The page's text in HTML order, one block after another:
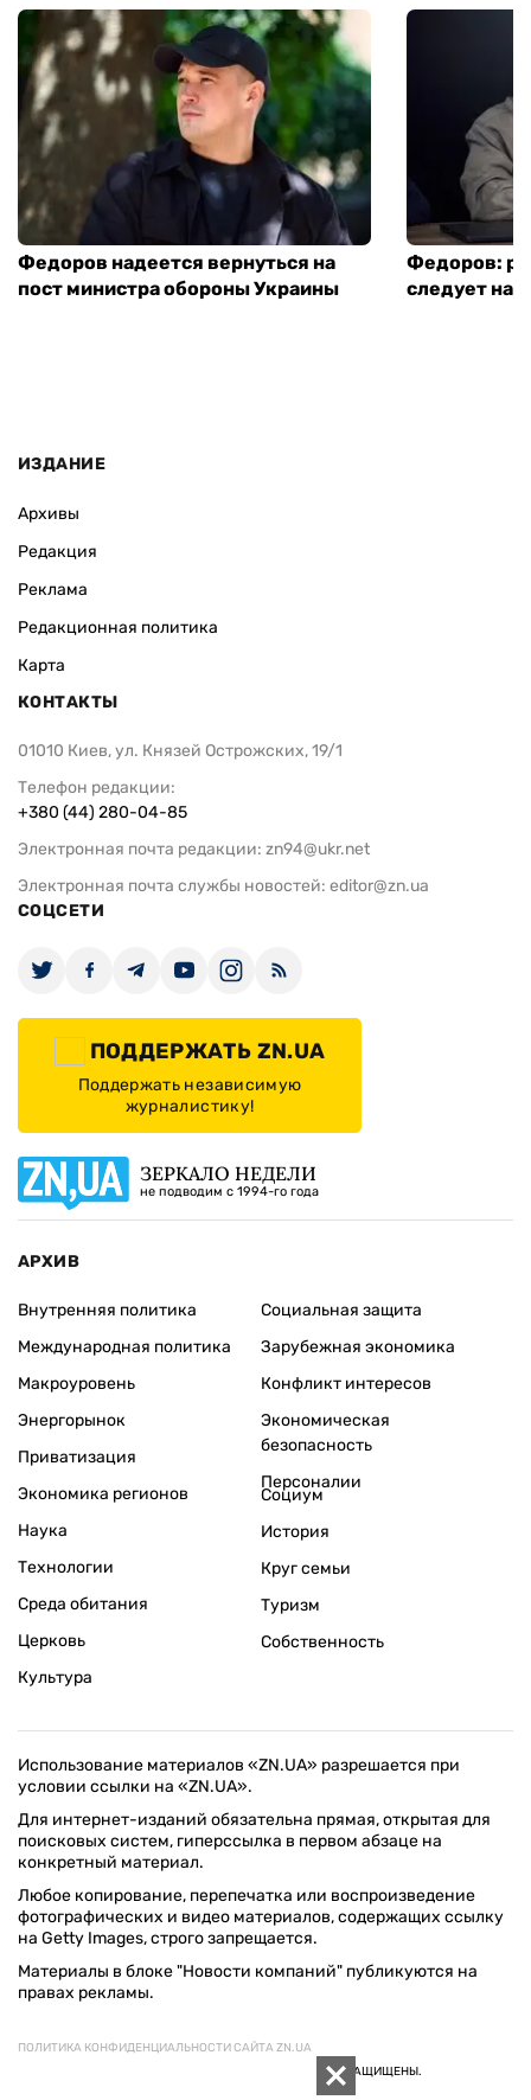
Федоров надеется вернуться на
пост министра обороны Украины
Федоров:
следует
ИЗДАНИЕ
Архивы
Редакция
Реклама
Редакционная политика
Карта
КОНТАКТЫ
01010 Киев, ул. Князей Острожских, 19/1
Телефон редакции:
+380 (44) 280-04-85
Электронная почта редакции: zn94@ukr.net
Электронная почта службы новостей: editor@zn.ua
СОЦСЕТИ
ПОДДЕРЖАТЬ ZN.UA
Поддержать независимую
журналистику!
ЗЕРКАЛО НЕДЕЛИ
не подводим с 1994-го года
АРХИВ
Внутренняя политика
Международная политика
Макроуровень
Энергорынок
Приватизация
Экономика регионов
Социальная защита
Зарубежная экономика
Конфликт интересов
Экономическая
безопасность
Персоналии
Наука
Технологии
Среда обитания
Церковь
Культура
Социум
История
Круг семьи
Туризм
Собственность
Использование материалов «ZN.UA» разрешается при
условии ссылки на «ZN.UA».
Для интернет-изданий обязательна прямая, открытая для
поисковых систем, гиперссылка в первом абзаце на
конкретный материал.
Любое копирование, перепечатка или воспроизведение
фотографических и видео материалов, содержащих ссылку
на Getty Images, строго запрещается.
Материалы в блоке "Новости компаний" публикуются на
правах рекламы.
ПОЛИТИКА КОНФИДЕНЦИАЛЬНОСТИ САЙТА ZN.UA
© 1994–2026 «ЗЕРКАЛО НЕДЕЛИ. УКРАИНА». ВСЕ ПРАВА ЗАЩИЩЕНЫ.